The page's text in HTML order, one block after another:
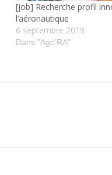
[job] Recherche profil
l’aéronautique
6 septembre 2019
Dans "Ago’RA"